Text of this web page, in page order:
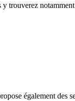
trouverez
également des